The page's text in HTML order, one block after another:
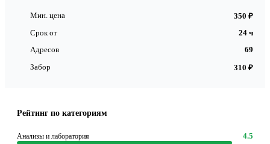
Мин. цена
350 ₽
Срок от
24 ч
Адресов
69
Забор
310 ₽
Рейтинг по категориям
Анализы и лаборатория 4.5